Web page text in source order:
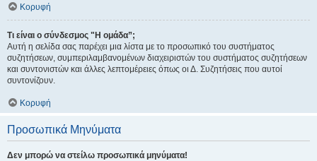
Κορυφή
Τι είναι ο σύνδεσμος "Η ομάδα”;
Αυτή η σελίδα σας παρέχει μια λίστα με το προσωπικό του συστήματος
συζητήσεων, συμπεριλαμβανομένων διαχειριστών του συστήματος συζητήσεων
και συντονιστών και άλλες λεπτομέρειες όπως οι Δ. Συζητήσεις που αυτοί
συντονίζουν.
Κορυφή
Προσωπικά Μηνύματα
Δεν μπορώ να στείλω προσωπικά μηνύματα!